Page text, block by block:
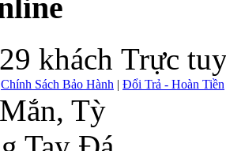
khách Trực
Chính Sách Bảo Hành | Đổi Trả - Hoàn Tiền